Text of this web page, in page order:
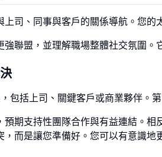
司、同事與客戶的關係導航。您的
聯盟，並理解職場整體社交氛圍。
包括上司、關鍵客戶或商業夥伴。
期支持性團隊合作與有益連結。
而是讓您準備好。您可以有意識